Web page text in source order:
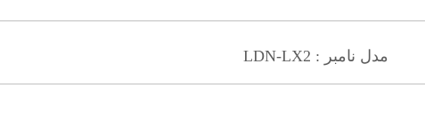
مدل نامبر : LDN-LX2